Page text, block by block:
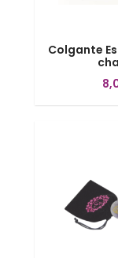
Colgante